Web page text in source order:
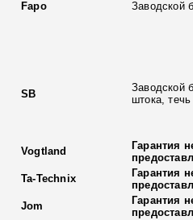
Fapo Заводской
SB
Заводской
штока, течь
Vogtland
Гарантия
Ta-Technix
Гарантия
Jom
Гарантия